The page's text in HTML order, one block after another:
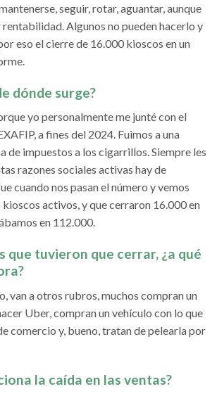
seguir, rotar, aguantar, aunque
Algunos no pueden hacerlo y
eso el cierre de 16.000 kioscos en un
dónde surge?
yo personalmente me junté con el
a fines del 2024. Fuimos a una
de impuestos a los cigarrillos. Siempre les
razones sociales activas hay de
cuando nos pasan el número y vemos
kioscos activos, y que cerraron 16.000 en
en 112.000.
que tuvieron que cerrar, ¿a qué
van a otros rubros, muchos compran un
Uber, compran un vehículo con lo que
comercio y, bueno, tratan de pelearla por
la caída en las ventas?